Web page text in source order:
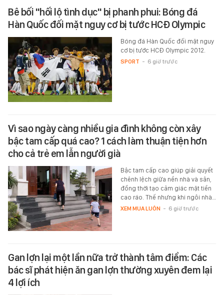
Bê bối "hối lộ tình dục" bị phanh phui: Bóng đá
Hàn Quốc đối mặt nguy cơ bị tước HCĐ Olympic
Bóng đá Hàn Quốc đối mặt nguy
cơ bị tước HCĐ Olympic 2012.
SPORT - 6 giờ trước
Vì sao ngày càng nhiều gia đình không còn xây
bậc tam cấp quá cao? 1 cách làm thuận tiện hơn
cho cả trẻ em lẫn người già
Bậc tam cấp cao giúp giải quyết
chênh lệch giữa nền nhà và sân,
đồng thời tạo cảm giác mặt tiền
cao ráo. Thế nhưng khi ngôi nhà…
XEM MUA LUÔN - 6 giờ trước
Gan lợn lại một lần nữa trở thành tâm điểm: Các
bác sĩ phát hiện ăn gan lợn thường xuyên đem lại
4 lợi ích